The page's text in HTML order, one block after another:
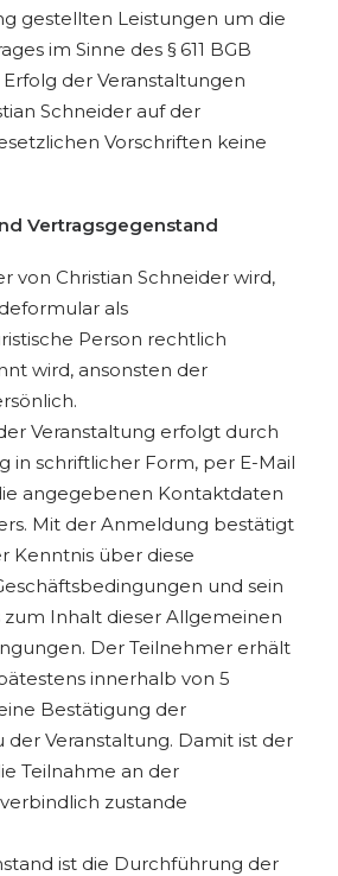
gestellten Leistungen um die
im Sinne des § 611 BGB
der Veranstaltungen
Schneider auf der
Vorschriften keine
Vertragsgegenstand
von Christian Schneider wird,
als
Person rechtlich
wird, ansonsten der
Veranstaltung erfolgt durch
in schriftlicher Form, per E-Mail
angegebenen Kontaktdaten
Mit der Anmeldung bestätigt
Kenntnis über diese
und sein
zum Inhalt dieser Allgemeinen
Der Teilnehmer erhält
innerhalb von 5
Bestätigung der
Veranstaltung. Damit ist der
Teilnahme an der
zustande
ist die Durchführung der